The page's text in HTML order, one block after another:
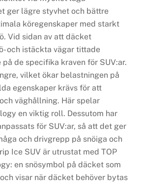
ger lägre styvhet och bättre
köregenskaper med starkt
Vid sidan av att däcket
och istäckta vägar tittade
på de specifika kraven för SUV:ar.
vilket ökar belastningen på
egenskaper krävs för att
väghållning. Här spelar
en viktig roll. Dessutom har
för SUV:ar, så att det ger
och drivgrepp på snöiga och
Ice SUV är utrustat med TOP
en snösymbol på däcket som
visar när däcket behöver bytas